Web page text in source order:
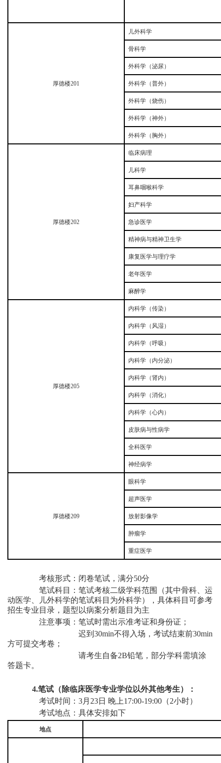
厚德楼201
儿外科学
骨科学
外科学（泌尿）
外科学（普外）
外科学（烧伤）
外科学（神外）
外科学（胸外）
厚德楼202
临床病理
儿科学
耳鼻咽喉科学
妇产科学
急诊医学
精神病与精神卫生学
康复医学与理疗学
老年医学
麻醉学
厚德楼205
内科学（传染）
内科学（风湿）
内科学（呼吸）
内科学（内分泌）
内科学（肾内）
内科学（消化）
内科学（心内）
皮肤病与性病学
全科医学
神经病学
厚德楼209
眼科学
超声医学
放射影像学
肿瘤学
重症医学
考核形式：闭卷笔试， 满分50分
笔试科目： 笔试考核二级学科范围
（其中骨科、运
动医学、儿外科学的笔试科目为外科学），具体科目可参考
招生专业目录，题型以病案分析题目为主
注意事项：笔试时需出示准考证和身份证；
迟到 30min不得入场，考试结束前30min
方可提交考卷；
请考生自备2B铅笔，部分学科需填涂
答题卡。
4.笔试（除临床医学专业学位以外其他考生）：
考试时间： 3月23日 晚上1 7:00-19:00（2小时）
考试地点：具体安排如下
地点